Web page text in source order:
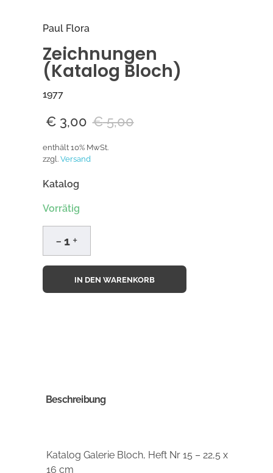
Paul Flora
Zeichnungen
(Katalog Bloch)
1977
€3,00 €5,00
enthält 10% MwSt.
zzgl. Versand
Katalog
Vorrätig
IN DEN WARENKORB
Beschreibung
Katalog Galerie Bloch, Heft Nr 15 – 22,5 x
16 cm